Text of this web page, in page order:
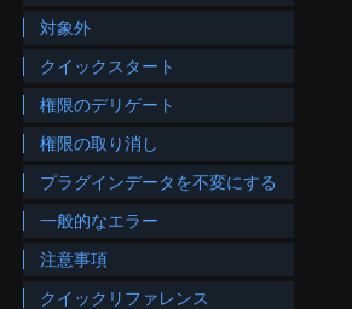
対象外
クイックスタート
権限のデリゲート
権限の取り消し
プラグインデータを不変にする
一般的なエラー
注意事項
クイックリファレンス